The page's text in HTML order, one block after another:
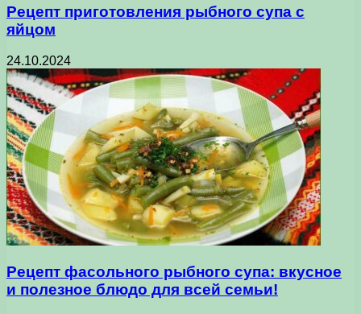
Рецепт приготовления рыбного супа с
яйцом
24.10.2024
Рецепт фасольного рыбного супа: вкусное
и полезное блюдо для всей семьи!